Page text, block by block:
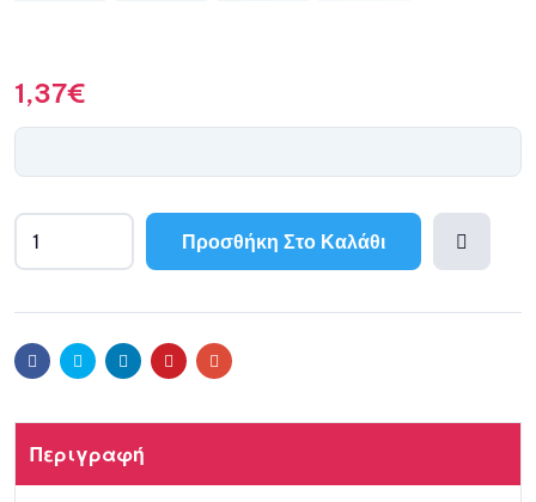
1,37€
Προσθήκη Στο Καλάθι
l
r
FacebookTwitter LinkedinPinterestEmail
Περιγραφή